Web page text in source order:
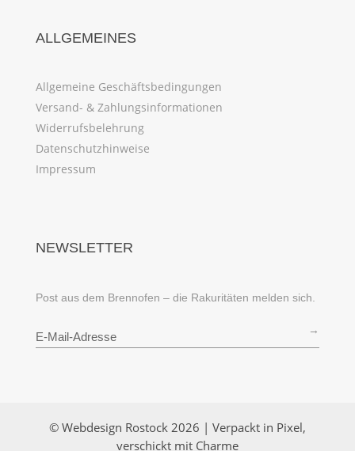
ALLGEMEINES
Allgemeine Geschäftsbedingungen
Versand- & Zahlungsinformationen
Widerrufsbelehrung
Datenschutzhinweise
Impressum
NEWSLETTER
Post aus dem Brennofen – die Rakuritäten melden sich.
→
© Webdesign Rostock 2026 | Verpackt in Pixel,
verschickt mit Charme